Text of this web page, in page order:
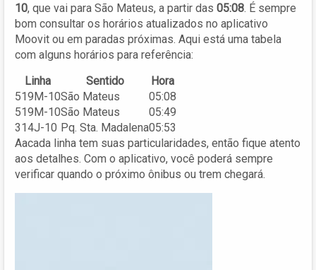
10, que vai para São Mateus, a partir das 05:08. É sempre
bom consultar os horários atualizados no aplicativo
Moovit ou em paradas próximas. Aqui está uma tabela
com alguns horários para referência:
Linha
Sentido
Hora
519M-10São Mateus
05:08
519M-10São Mateus
05:49
314J-10 Pq. Sta. Madalena05:53
Aacada linha tem suas particularidades, então fique atento
aos detalhes. Com o aplicativo, você poderá sempre
verificar quando o próximo ônibus ou trem chegará.